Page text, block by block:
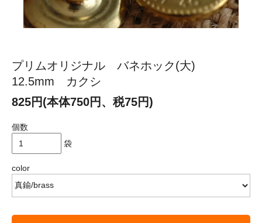
プリムオリジナル バネホック(大)
12.5mm カクシ
825円(本体750円、税75円)
個数
袋
color